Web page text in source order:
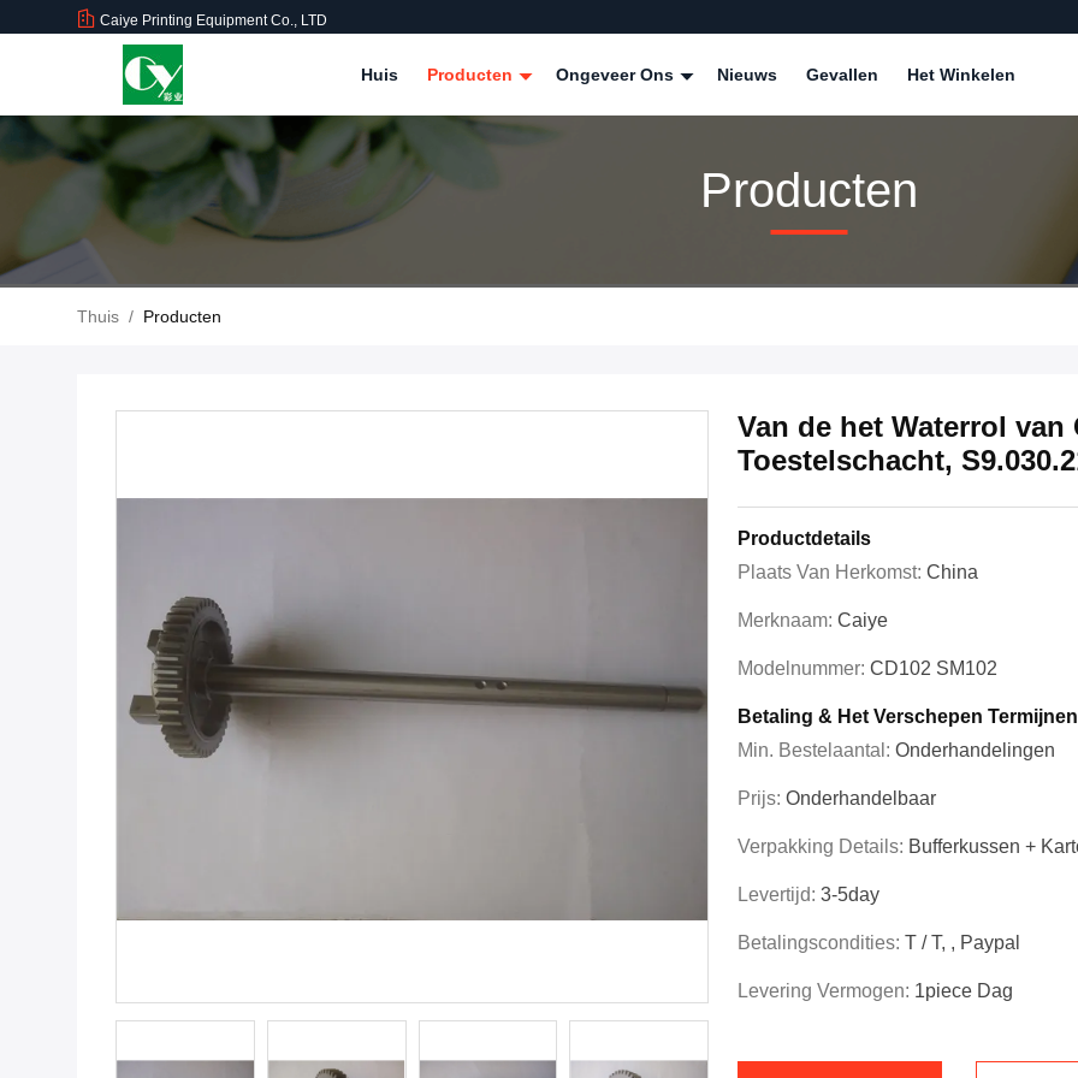
Caiye Printing Equipment Co., LTD
Huis Producten Ongeveer Ons Nieuws Gevallen Het Winkelen
Producten
Thuis / Producten
Van de het Waterrol van
Toestelschacht,
Productdetails
Plaats Van Herkomst: China
Merknaam: Caiye
Modelnummer: CD102 SM102
Betaling & Het Verschepen Termijnen
Min. Bestelaantal: Onderhandelingen
Prijs: Onderhandelbaar
Verpakking Details: Bufferkussen +
Levertijd: 3-5day
Betalingscondities: T / T, , Paypal
Levering Vermogen: 1piece Dag